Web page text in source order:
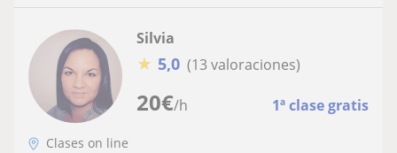
20€/h 1ª clase gratis
Silvia
★ 5,0 (13 valoraciones)
Clases on line